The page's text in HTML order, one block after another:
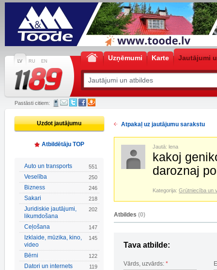
LV RU EN Uzņēmumi Karte Jautājumi
Pastāsti citiem:
Uzdot jautājumu
Atbildētāju TOP
Auto un transports 551
Veselība 250
Bizness 246
Sakari 218
Juridiskie jautājumi,
likumdošana
202
Ceļošana 147
Izklaide, mūzika, kino,
video
145
Bērni 122
Datori un internets 119
Atpakaļ uz jautājumu sarakstu
Jautā: lena
kakoj
daroznaj
Kategorija: Grūtniecība un
Atbildes (0)
Tava atbilde:
Vārds, uzvārds: *